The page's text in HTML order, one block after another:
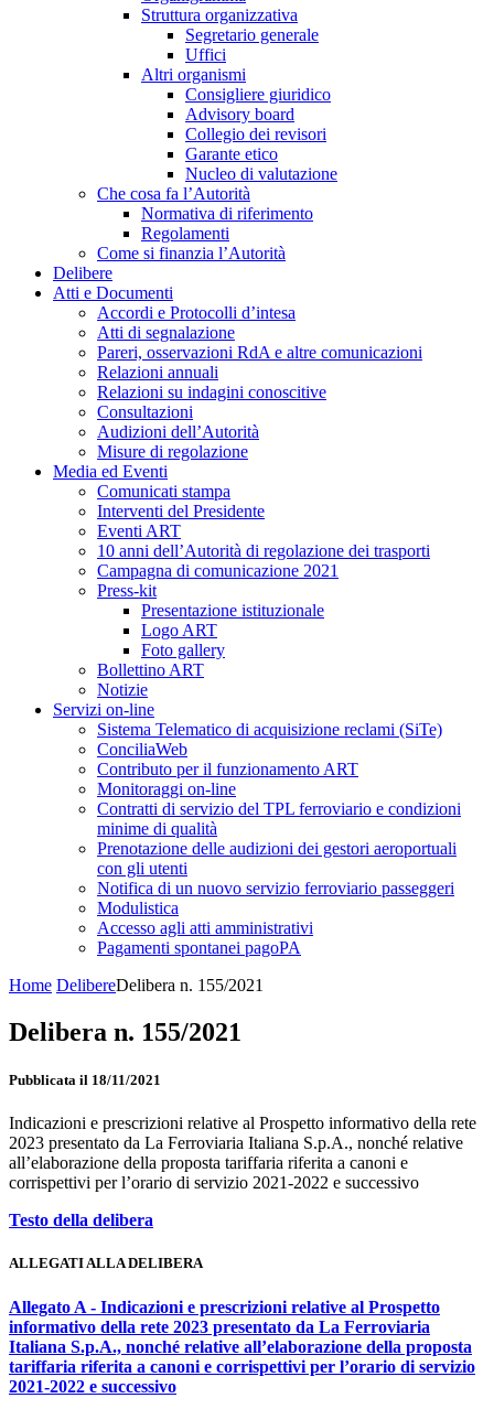
Struttura organizzativa
Segretario generale
Uffici
Altri organismi
Consigliere giuridico
Advisory board
Collegio dei revisori
Garante etico
Nucleo di valutazione
Che cosa fa l’Autorità
Normativa di riferimento
Regolamenti
Come si finanzia l’Autorità
Delibere
Atti e Documenti
Accordi e Protocolli d’intesa
Atti di segnalazione
Pareri, osservazioni RdA e altre comunicazioni
Relazioni annuali
Relazioni su indagini conoscitive
Consultazioni
Audizioni dell’Autorità
Misure di regolazione
Media ed Eventi
Comunicati stampa
Interventi del Presidente
Eventi ART
10 anni dell’Autorità di regolazione dei trasporti
Campagna di comunicazione 2021
Press-kit
Presentazione istituzionale
Logo ART
Foto gallery
Bollettino ART
Notizie
Servizi on-line
Sistema Telematico di acquisizione reclami (SiTe)
ConciliaWeb
Contributo per il funzionamento ART
Monitoraggi on-line
Contratti di servizio del TPL ferroviario e condizioni
minime di qualità
Prenotazione delle audizioni dei gestori aeroportuali
con gli utenti
Notifica di un nuovo servizio ferroviario passeggeri
Modulistica
Accesso agli atti amministrativi
Pagamenti spontanei pagoPA
Home DelibereDelibera n. 155/2021
Delibera n. 155/2021
Pubblicata il 18/11/2021
Indicazioni e prescrizioni relative al Prospetto informativo della rete
2023 presentato da La Ferroviaria Italiana S.p.A., nonché relative
all’elaborazione della proposta tariffaria riferita a canoni e
corrispettivi per l’orario di servizio 2021-2022 e successivo
Testo della delibera
ALLEGATI ALLA DELIBERA
Allegato A - Indicazioni e prescrizioni relative al Prospetto
informativo della rete 2023 presentato da La Ferroviaria
Italiana S.p.A., nonché relative all’elaborazione della proposta
tariffaria riferita a canoni e corrispettivi per l’orario di servizio
2021-2022 e successivo